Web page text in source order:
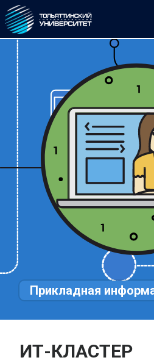
Прикладная
ИТ-КЛАСТЕР